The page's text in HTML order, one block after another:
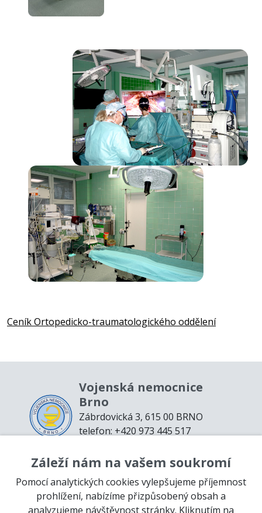
Ceník Ortopedicko-traumatologického oddělení
Vojenská nemocnice
Brno
Zábrdovická 3, 615 00 BRNO
telefon: +420 973 445 517
Mapa webu
Prohlášení o přístupnosti
Zaměstnanci
Záleží nám na vašem soukromí
Pomocí analytických cookies vylepšujeme příjemnost
prohlížení, nabízíme přizpůsobený obsah a
analyzujeme návštěvnost stránky. Kliknutím na